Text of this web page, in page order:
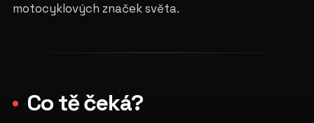
motocyklových značek světa.
Co tě čeká?